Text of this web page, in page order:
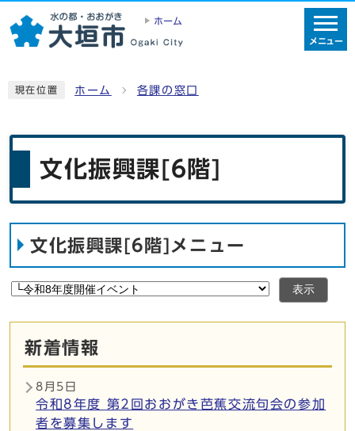
ホーム
メニュー
現在位置 ホーム 各課の窓口
文化振興課[6階]
文化振興課[6階]メニュー
表示
新着情報
8月5日
令和8年度 第2回おおがき芭蕉交流句会の参加
者を募集します